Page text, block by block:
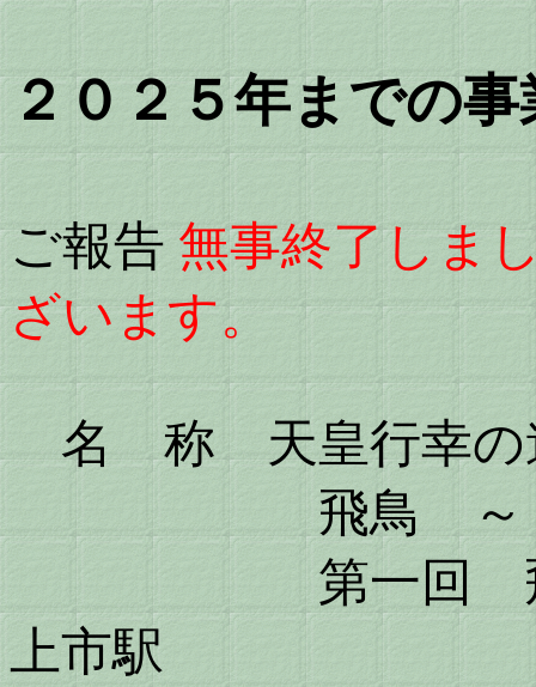
２０２５年までの事
ご報告 無事終了しま
ざいます。
名 称 天皇行幸
飛鳥 ～ 芋
第一回 飛鳥
上市駅